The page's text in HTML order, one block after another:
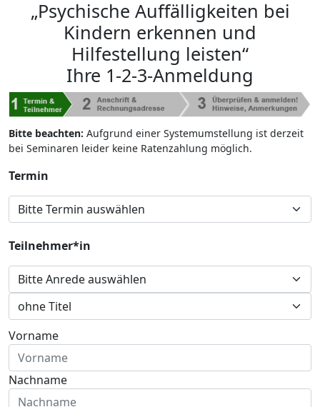
„Psychische Auffälligkeiten bei
Kindern erkennen und
Hilfestellung leisten“
Ihre 1-2-3-Anmeldung
Bitte beachten: Aufgrund einer Systemumstellung ist derzeit
bei Seminaren leider keine Ratenzahlung möglich.
Termin
Teilnehmer*in
Vorname
Nachname